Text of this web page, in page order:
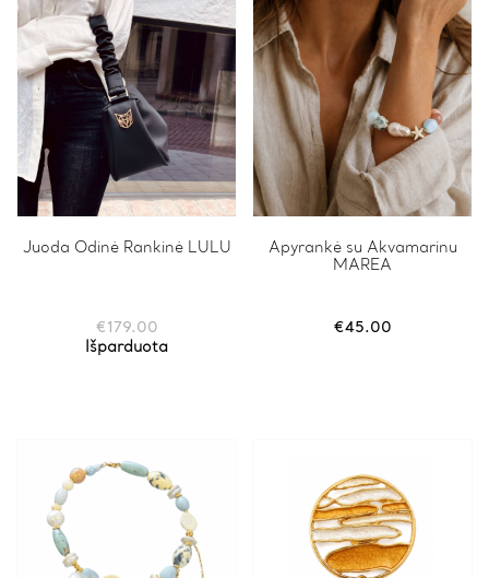
the
product
page
Juoda Odinė Rankinė LULU
€ 179.00
Išparduota
Apyrankė su Akvamarinu
MAREA
€45.00